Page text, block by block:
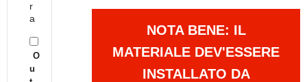
NOTA BENE: IL
MATERIALE DEV'ESSERE
INSTALLATO DA
r
a
O
u